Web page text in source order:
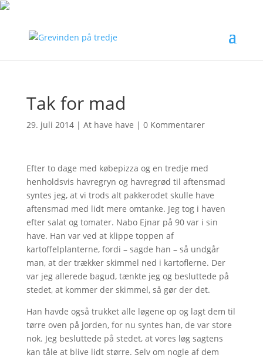
Tak for mad
29. juli 2014| At have have | 0 Kommentarer
Efter to dage med købepizza og en tredje med
henholdsvis havregryn og havregrød til aftensmad
syntes jeg, at vi trods alt pakkerodet skulle have
aftensmad med lidt mere omtanke. Jeg tog i haven
efter salat og tomater. Nabo Ejnar på 90 var i sin
have. Han var ved at klippe toppen af
kartoffelplanterne, fordi – sagde han – så undgår
man, at der trækker skimmel ned i kartoflerne. Der
var jeg allerede bagud, tænkte jeg og besluttede på
stedet, at kommer der skimmel, så gør der det.
Han havde også trukket alle løgene op og lagt dem til
tørre oven på jorden, for nu syntes han, de var store
nok. Jeg besluttede på stedet, at vores løg sagtens
kan tåle at blive lidt større. Selv om nogle af dem